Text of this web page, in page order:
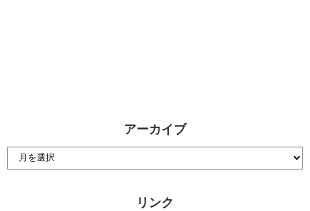
アーカイブ
リンク